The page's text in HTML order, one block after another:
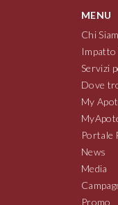
MENU
Chi
Impatto
Servizi
Dove
My
Portale
News
Media
Promo